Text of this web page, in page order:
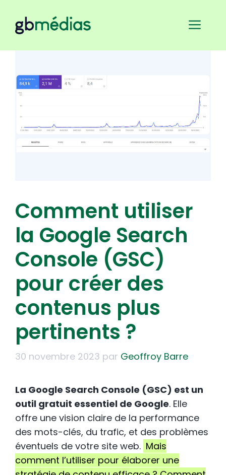
contenu
Comment utiliser
la Google Search
Console (GSC)
pour créer des
contenus plus
pertinents ?
30 novembre 2023 par Geoffroy Barre
La Google Search Console (GSC) est un
outil gratuit essentiel de Google. Elle
offre une vision claire de la performance
des mots-clés, du trafic, et des problèmes
éventuels de votre site web. Mais
comment l’utiliser pour élaborer une